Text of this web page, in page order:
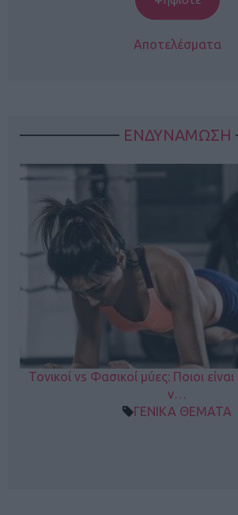
Αποτελέσματα
ΕΝΔΥΝΑΜΩΣΗ
Τονικοί vs Φασικοί μύες: Ποιοι είναι
ν…
ΓΕΝΙΚΑ ΘΕΜΑΤΑ